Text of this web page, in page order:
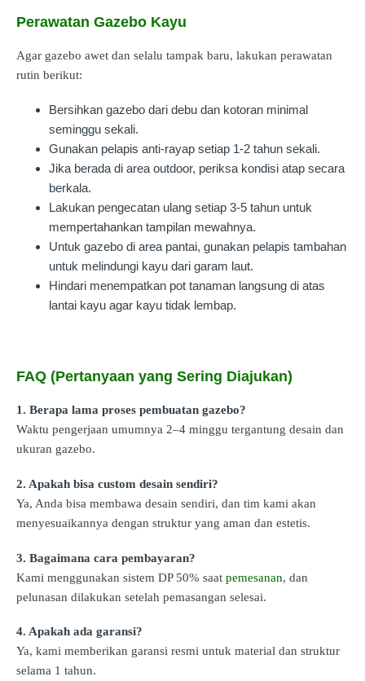
Perawatan Gazebo Kayu
Agar gazebo awet dan selalu tampak baru, lakukan perawatan
rutin berikut:
Bersihkan gazebo dari debu dan kotoran minimal
seminggu sekali.
Gunakan pelapis anti-rayap setiap 1-2 tahun sekali.
Jika berada di area outdoor, periksa kondisi atap secara
berkala.
Lakukan pengecatan ulang setiap 3-5 tahun untuk
mempertahankan tampilan mewahnya.
Untuk gazebo di area pantai, gunakan pelapis tambahan
untuk melindungi kayu dari garam laut.
Hindari menempatkan pot tanaman langsung di atas
lantai kayu agar kayu tidak lembap.
FAQ (Pertanyaan yang Sering Diajukan)
1. Berapa lama proses pembuatan gazebo?
Waktu pengerjaan umumnya 2–4 minggu tergantung desain dan
ukuran gazebo.
2. Apakah bisa custom desain sendiri?
Ya, Anda bisa membawa desain sendiri, dan tim kami akan
menyesuaikannya dengan struktur yang aman dan estetis.
3. Bagaimana cara pembayaran?
Kami menggunakan sistem DP 50% saat pemesanan, dan
pelunasan dilakukan setelah pemasangan selesai.
4. Apakah ada garansi?
Ya, kami memberikan garansi resmi untuk material dan struktur
selama 1 tahun.